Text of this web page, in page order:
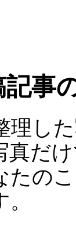
記事
理し
真だ
たの